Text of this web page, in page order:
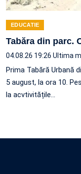
EDUCATIE
Tabăra din parc.
04.08.26 19:26 Ultima
Prima Tabără Urbană
5 august, la ora 10.
la acvtivitățile…